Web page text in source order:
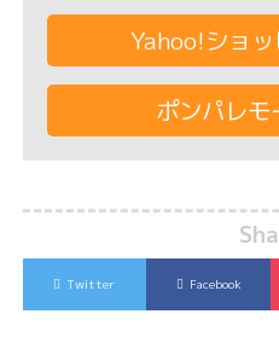
Yahoo!ショ
ポンパレモ
Twitter Facebook